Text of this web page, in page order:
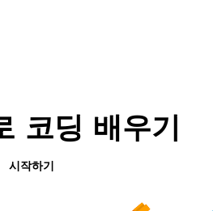
코딩 배우기
시작하기